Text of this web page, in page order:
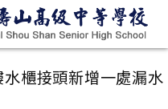
水櫃接頭新增一處漏水